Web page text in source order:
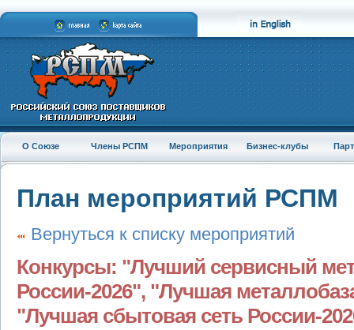
О Союзе Члены РСПМ Мероприятия Бизнес-клубы
План мероприятий РСПМ
Вернуться к списку мероприятий
Конкурсы: "Лучший сервисный
России-2026", "Лучшая
"Лучшая сбытовая сеть России-